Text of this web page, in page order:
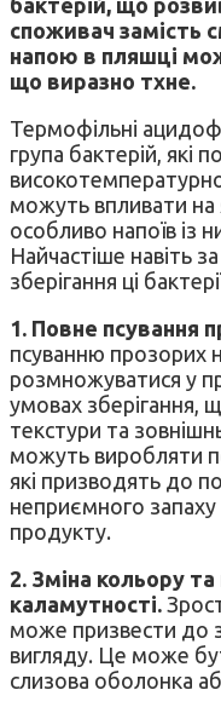
споживач замість
напою в пляшці
що виразно тхне.
Термофільні
група бактерій, які
можуть впливати на
особливо напоїв із
Найчастіше навіть
зберігання ці
1. Повне псування
псуванню прозорих
розмножуватися у
умовах зберігання,
текстури та
можуть виробляти
які призводять до
неприємного запаху
продукту.
2. Зміна кольору та
каламутності.
може призвести до
вигляду. Це може
слизова оболонка